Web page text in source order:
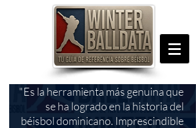
"Es la herramienta más genuina que
se ha logrado en la historia del
béisbol dominicano. Imprescindible